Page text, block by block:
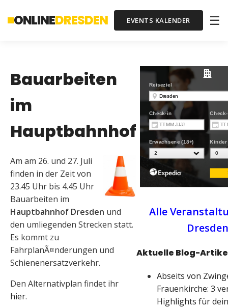
ONLINEDRESDEN EVENTS KALENDER ☰
Bauarbeiten
im
Hauptbahnhof
Am am 26. und 27. Juli
finden in der Zeit von
23.45 Uhr bis 4.45 Uhr
Bauarbeiten im
Hauptbahnhof Dresden und
den umliegenden Strecken statt.
Es kommt zu
FahrplanÃ¤nderungen und
Schienenersatzverkehr.
Den Alternativplan findet ihr
hier.
Alle
Dresden
Aktuelle Blog-
Abseits von
Frauenkirche: 3
Highlights für